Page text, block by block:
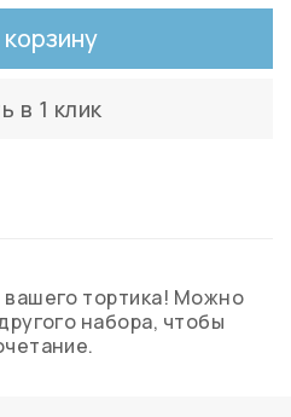
корзину
в 1 клик
тортика! Можно
набора, чтобы